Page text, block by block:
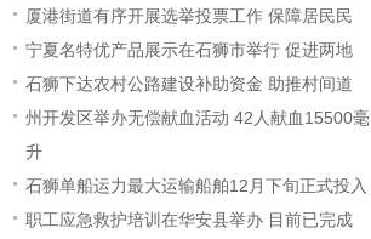
厦港街道有序开展选举投票工作 保障居民民
宁夏名特优产品展示在石狮市举行 促进两地
石狮下达农村公路建设补助资金 助推村间道
州开发区举办无偿献血活动 42人献血15500毫
升
石狮单船运力最大运输船舶12月下旬正式投入
职工应急救护培训在华安县举办 目前已完成